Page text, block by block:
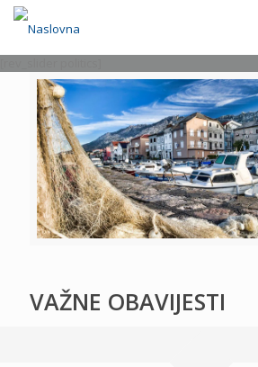
VAŽNE OBAVIJESTI